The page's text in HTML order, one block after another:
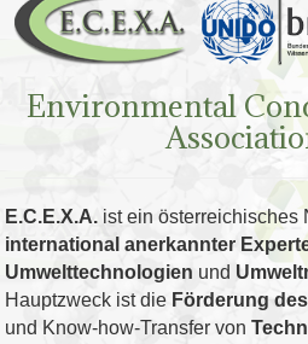
Environmental
E.C.E.X.A. ist ein österreichisches
international anerkannter
Umwelttechnologien und
Hauptzweck ist die Förderung
und Know-how-Transfer von